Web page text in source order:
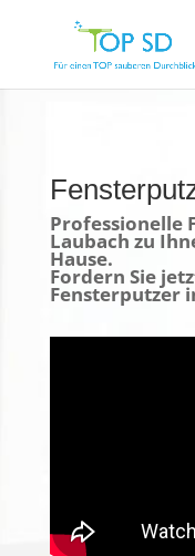
Professionelle
Laubach zu
Hause.
Fordern Sie
Fensterputzer